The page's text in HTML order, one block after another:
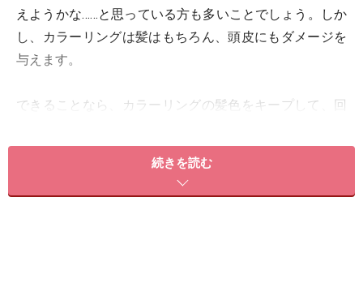
えようかな……と思っている方も多いことでしょう。しか
し、カラーリングは髪はもちろん、頭皮にもダメージを
与えます。
できることなら、カラーリングの髪色をキープして、回
ング後のケアを紹介します。
続きを読む